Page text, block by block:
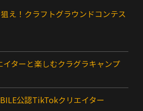
え！クラフトグラウンドコンテス
イターと楽しむクラグラキャンプ
公認TikTokクリエイター